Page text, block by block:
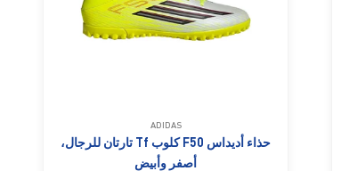
ADIDAS
حذاء أديداس F50 كلوب Tf تارتان للرجال،
أصفر وأبيض